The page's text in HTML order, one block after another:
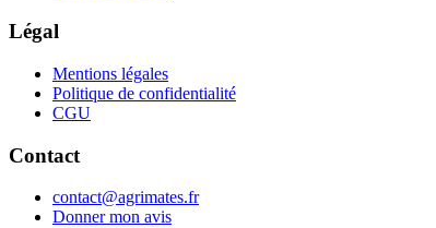
Légal
Mentions légales
Politique de confidentialité
CGU
Contact
contact@agrimates.fr
Donner mon avis